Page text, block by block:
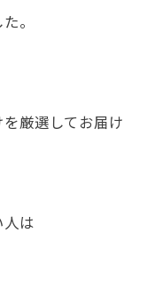
。
厳選してお届け
人は